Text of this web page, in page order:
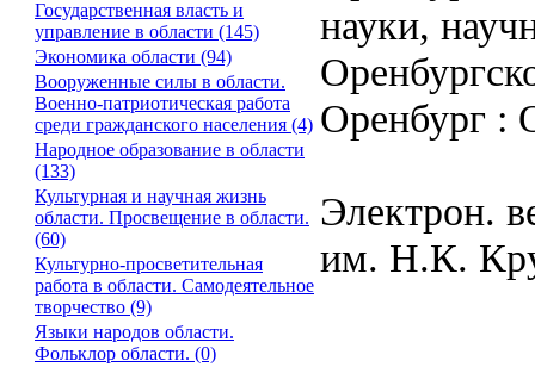
Государственная власть и
управление в области (145)
Экономика области (94)
Вооруженные силы в области.
Военно-патриотическая работа
среди гражданского населения (4)
Народное образование в области
(133)
Культурная и научная жизнь
области. Просвещение в области.
(60)
Культурно-просветительная
работа в области. Самодеятельное
творчество (9)
Языки народов области.
Фольклор области. (0)
науки,
Оренбург :
Электрон.
им. Н.К.